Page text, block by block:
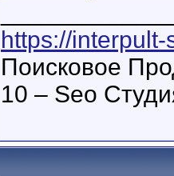
https://
Поисковое
10 – Seo